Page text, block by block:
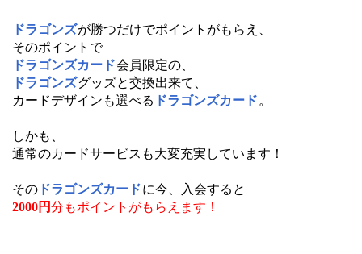
ドラゴンズが勝つだけでポイントがもらえ、
そのポイントで
ドラゴンズカード会員限定の、
ドラゴンズグッズと交換出来て、
カードデザインも選べる ドラゴンズカード 。
しかも、
通常のカードサービスも大変充実しています！
その ドラゴンズカードに今、入会すると
2000円分もポイントがもらえます！